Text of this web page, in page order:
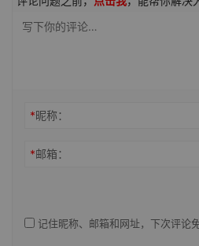
*昵称：
*邮箱：
记住昵称、邮箱和网址，下次评论